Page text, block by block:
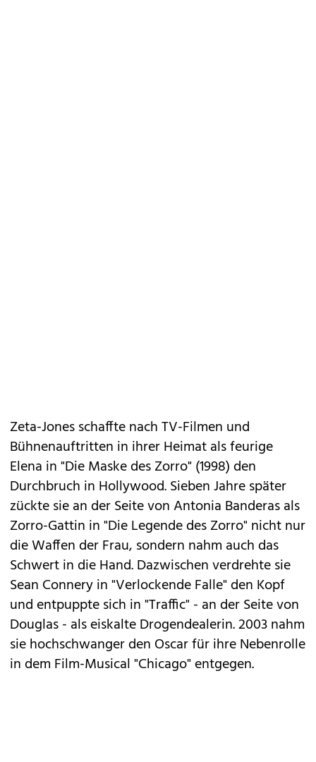
Zeta-Jones schaffte nach TV-Filmen und
Bühnenauftritten in ihrer Heimat als feurige
Elena in "Die Maske des Zorro" (1998) den
Durchbruch in Hollywood. Sieben Jahre später
zückte sie an der Seite von Antonia Banderas als
Zorro-Gattin in "Die Legende des Zorro" nicht nur
die Waffen der Frau, sondern nahm auch das
Schwert in die Hand. Dazwischen verdrehte sie
Sean Connery in "Verlockende Falle" den Kopf
und entpuppte sich in "Traffic" - an der Seite von
Douglas - als eiskalte Drogendealerin. 2003 nahm
sie hochschwanger den Oscar für ihre Nebenrolle
in dem Film-Musical "Chicago" entgegen.